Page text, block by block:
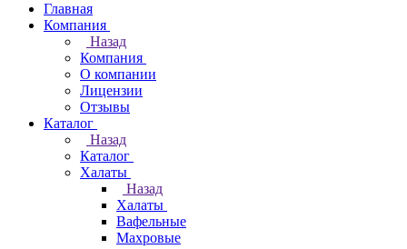
Главная
Компания
Назад
Компания
О компании
Лицензии
Отзывы
Каталог
Назад
Каталог
Халаты
Назад
Халаты
Вафельные
Махровые